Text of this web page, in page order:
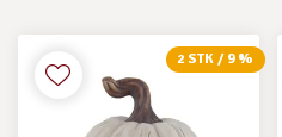
2 STK / 9 %